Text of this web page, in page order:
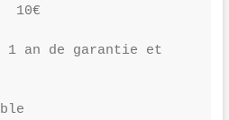
10€
an de garantie et